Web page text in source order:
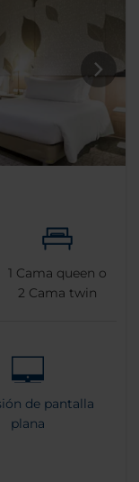
1 Cama queen o
2 Cama twin
de pantalla
plana